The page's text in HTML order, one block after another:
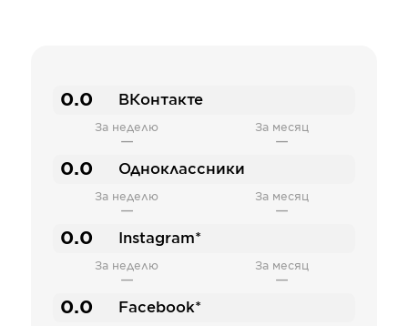
0.0 ВКонтакте
За неделю
—
За месяц
—
0.0 Одноклассники
За неделю
—
За месяц
—
0.0 Instagram*
За неделю
—
За месяц
—
0.0 Facebook*